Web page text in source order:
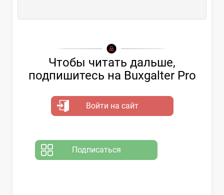
Чтобы читать дальше,
подпишитесь на Buxgalter Pro
Войти на сайт
Подписаться